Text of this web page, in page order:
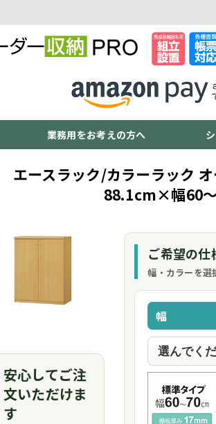
業務用をお考えの方へ
エースラック/カラーラック
88.1cm×幅60～
安心してご注
文いただけま
す
ご希望の仕
幅・カラーを選
幅